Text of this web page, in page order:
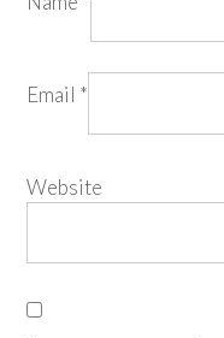
Email *
Website